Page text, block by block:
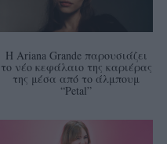
Η Ariana Grande παρουσιάζει
το νέο κεφάλαιο της καριέρας
της μέσα από το άλμπουμ
“Petal”